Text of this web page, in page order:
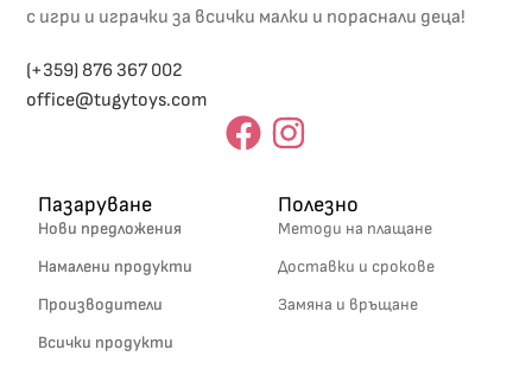
с игри и играчки за всички малки и пораснали деца!
(+359) 876 367 002
office@tugytoys.com
Пазаруване
Нови предложения
Намалени продукти
Производители
Всички продукти
Полезно
Методи на плащане
Доставки и срокове
Замяна и връщане